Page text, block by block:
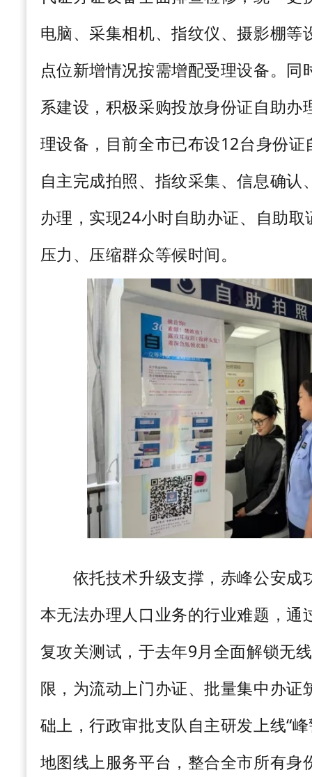
电脑、采集相机、指纹仪、摄影棚等
点位新增情况按需增配受理设备。同
系建设，积极采购投放身份证自助办
理设备，目前全市已布设12台身份证
自主完成拍照、指纹采集、信息确认
办理，实现24小时自助办证、自助
压力、压缩群众等候时间。
依托技术升级支撑，赤峰公安成
本无法办理人口业务的行业难题，通
复攻关测试，于去年9月全面解锁无
限，为流动上门办证、批量集中办证
础上，行政审批支队自主研发上线“
地图线上服务平台，整合全市所有身